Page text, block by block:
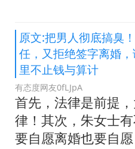
原文:把男人彻底搞臭
任，又拒绝签字离婚
里不止钱与算计
有态度网友0fLJpA
首先，法律是前提
律！其次，朱女士
要自愿离婚也要自